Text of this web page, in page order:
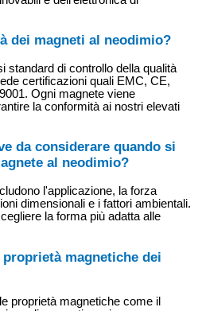
dei magneti al neodimio?
standard di controllo della qualità
certificazioni quali EMC, CE,
Ogni magnete viene
la conformità ai nostri elevati
da considerare quando si
al neodimio?
l'applicazione, la forza
dimensionali e i fattori ambientali.
la forma più adatta alle
magnetiche dei
proprietà magnetiche come il